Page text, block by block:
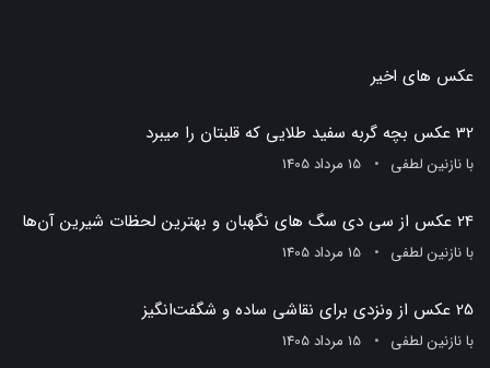
عکس های اخیر
32 عکس بچه گربه سفید طلایی که قلبتان را میبرد
بانازنین لطفی 15 مرداد 1405
24 عکس از سی دی سگ های نگهبان و بهترین لحظات شیرین آن‌ها
بانازنین لطفی 15 مرداد 1405
25 عکس از ونزدی برای نقاشی ساده و شگفت‌انگیز
بانازنین لطفی 15 مرداد 1405